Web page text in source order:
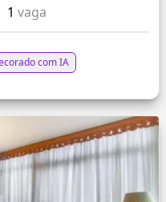
1vaga
com IA